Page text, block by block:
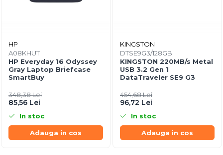
HP
A08KHUT
HP Everyday 16 Odyssey
Gray Laptop Briefcase
SmartBuy
348,38 Lei
85,56 Lei
In stoc
Adauga in cos
KINGSTON
DTSE9G3/128GB
KINGSTON 220MB/s Metal
USB 3.2 Gen 1
DataTraveler SE9 G3
454,68 Lei
96,72 Lei
In stoc
Adauga in cos